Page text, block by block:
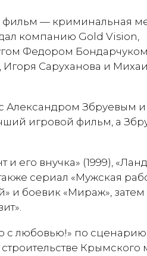
фильм — криминальная
компанию Gold Vision,
Федором
Саруханова и
Александром Збруевым
игровой фильм, а
его внучка» (1999),
сериал «Мужская
и боевик «Мираж»,
с любовью!» по сценарию
Крымского